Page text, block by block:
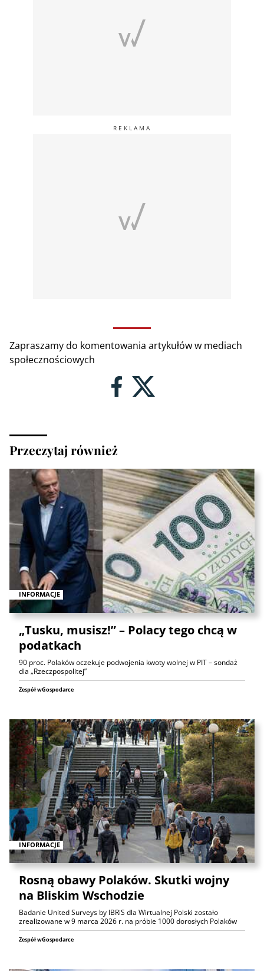
Zapraszamy do komentowania artykułów w mediach
społecznościowych
Przeczytaj również
INFORMACJE
„Tusku, musisz!” – Polacy tego chcą w
podatkach
90 proc. Polaków oczekuje podwojenia kwoty wolnej w PIT – sondaż
dla „Rzeczpospolitej”
Zespół wGospodarce
INFORMACJE
Rosną obawy Polaków. Skutki wojny
na Bliskim Wschodzie
Badanie United Surveys by IBRiS dla Wirtualnej Polski zostało
zrealizowane w 9 marca 2026 r. na próbie 1000 dorosłych Polaków
Zespół wGospodarce